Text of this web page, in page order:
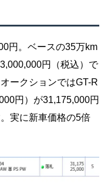
円。ベースの35万km
円（税込）で
ークションではGT-R
円）が31,175,000円
実に新車価格の5倍